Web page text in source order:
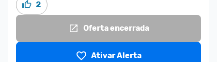
2
Oferta encerrada
Ativar Alerta